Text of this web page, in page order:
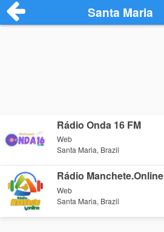
Santa Maria
Rádio Onda 16 FM
Web
Santa Maria, Brazil
Rádio Manchete.Online
Web
Santa Maria, Brazil